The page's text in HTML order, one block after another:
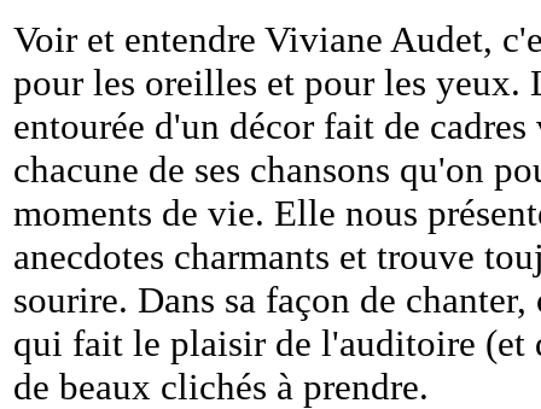
Voir et entendre Viviane Audet,
pour les oreilles et pour les yeux.
entourée d'un décor fait de
chacune de ses chansons qu'on
moments de vie. Elle nous
anecdotes charmants et trouve
sourire. Dans sa façon de
qui fait le plaisir de l'auditoire (et
de beaux clichés à prendre.